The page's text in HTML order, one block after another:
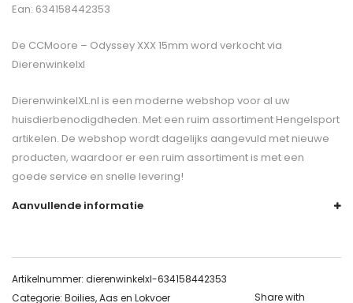
Ean: 634158442353
De CCMoore – Odyssey XXX 15mm word verkocht via
Dierenwinkelxl
DierenwinkelXL.nl is een moderne webshop voor al uw
huisdierbenodigdheden. Met een ruim assortiment Hengelsport
artikelen. De webshop wordt dagelijks aangevuld met nieuwe
producten, waardoor er een ruim assortiment is met een
goede service en snelle levering!
Aanvullende informatie
Artikelnummer: dierenwinkelxl-634158442353
Categorie: Boilies, Aas en Lokvoer Share with